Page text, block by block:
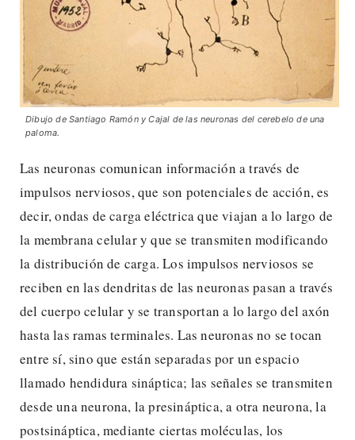
Dibujo de Santiago Ramón y Cajal de las neuronas del cerebelo de una
paloma.
Las neuronas comunican información a través de
impulsos nerviosos, que son potenciales de acción, es
decir, ondas de carga eléctrica que viajan a lo largo de
la membrana celular y que se transmiten modificando
la distribución de carga. Los impulsos nerviosos se
reciben en las dendritas de las neuronas pasan a través
del cuerpo celular y se transportan a lo largo del axón
hasta las ramas terminales. Las neuronas no se tocan
entre sí, sino que están separadas por un espacio
llamado hendidura sináptica; las señales se transmiten
desde una neurona, la presináptica, a otra neurona, la
postsináptica, mediante ciertas moléculas, los